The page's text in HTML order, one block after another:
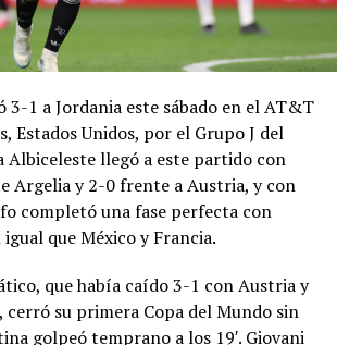
1 a Jordania este sábado en el AT&T
Estados Unidos, por el Grupo J del
Albiceleste llegó a este partido con
Argelia y 2-0 frente a Austria, y con
completó una fase perfecta con
que México y Francia.
que había caído 3-1 con Austria y
su primera Copa del Mundo sin
golpeó temprano a los 19′. Giovani